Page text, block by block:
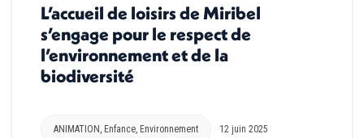
L’accueil de loisirs de Miribel
s’engage pour le respect de
l’environnement et de la
biodiversité
ANIMATION , Enfance, Environnement 12 juin 2025